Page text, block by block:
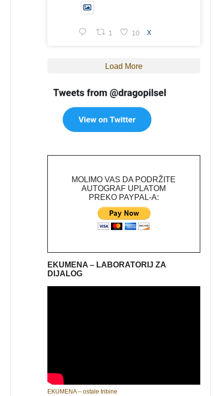
1 10 X
Load More
MOLIMO VAS DA PODRŽITE
AUTOGRAF UPLATOM
PREKO PAYPAL-A:
EKUMENA – LABORATORIJ ZA
DIJALOG
EKUMENA – ostale tribine